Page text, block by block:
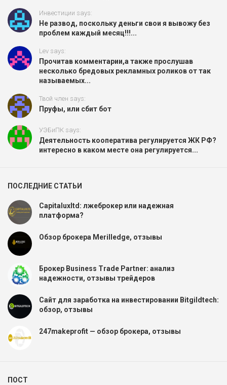
Инвестиции says:
Не развод, поскольку деньги свои я вывожу без
проблем каждый месяц!!!...
Lev says:
Прочитав комментарии,а также прослушав
несколько бредовых рекламных роликов от так
называемых...
Твой член says:
Пруфы, или сбит бот
УЭБиПК says:
Деятельность кооператива регулируется ЖК РФ?
интересно в каком месте она регулируется...
ПОСЛЕДНИЕ СТАТЬИ
Capitaluxltd: лжеброкер или надежная
платформа?
Обзор брокера Merilledge, отзывы
Брокер Business Trade Partner: анализ
надежности, отзывы трейдеров
Сайт для заработка на инвестировании Bitgildtech:
обзор, отзывы
247makeprofit — обзор брокера, отзывы
ПОСТ